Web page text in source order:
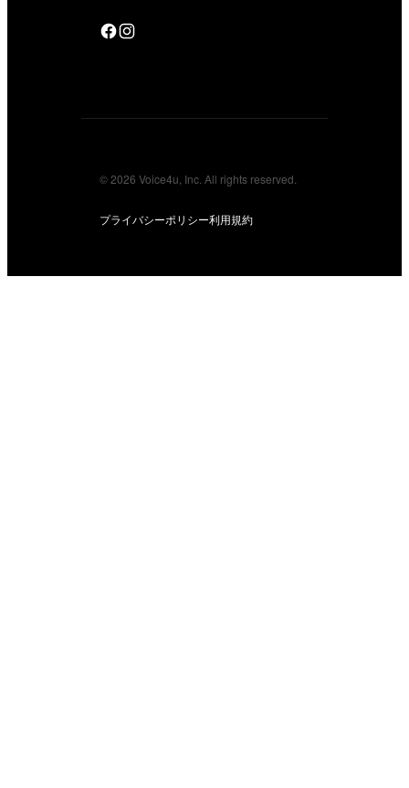
© 2026 Voice4u, Inc. All rights reserved.
プライバシーポリシー利用規約